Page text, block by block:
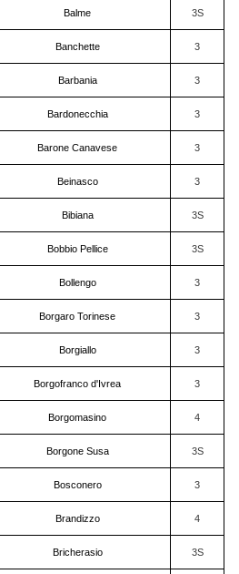
Balme 3S
Banchette 3
Barbania 3
Bardonecchia 3
Barone Canavese 3
Beinasco 3
Bibiana 3S
Bobbio Pellice 3S
Bollengo 3
Borgaro Torinese 3
Borgiallo 3
Borgofranco d'Ivrea 3
Borgomasino 4
Borgone Susa 3S
Bosconero 3
Brandizzo 4
Bricherasio 3S